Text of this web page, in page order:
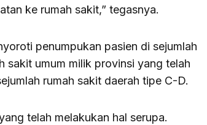
ke rumah sakit,” tegasnya.
penumpukan pasien di sejumlah
sakit umum milik provinsi yang telah
rumah sakit daerah tipe C-D.
telah melakukan hal serupa.